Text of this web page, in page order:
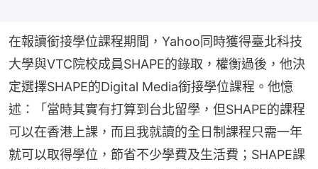
在報讀銜接學位課程期間，Yahoo同時獲得臺北科技
大學與VTC院校成員SHAPE的錄取，權衡過後，他決
定選擇SHAPE的Digital Media銜接學位課程。他憶
述：「當時其實有打算到台北留學，但SHAPE的課程
可以在香港上課，而且我就讀的全日制課程只需一年
就可以取得學位，節省不少學費及生活費；SHAPE課